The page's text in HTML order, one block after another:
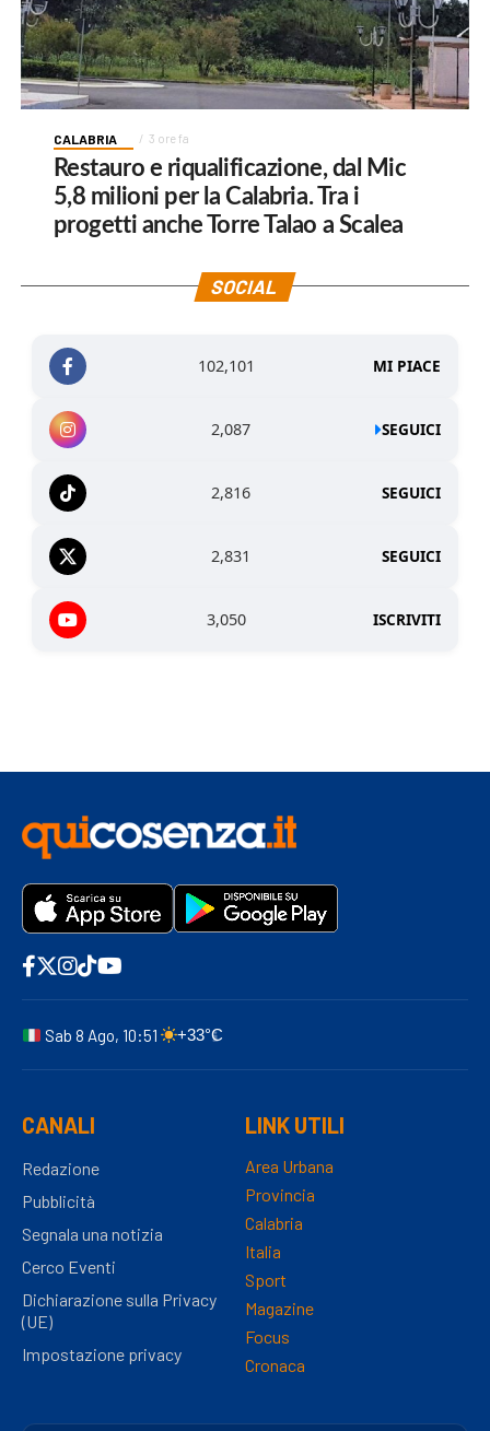
CALABRIA 3 ore fa
Restauro e riqualificazione, dal Mic
5,8 milioni per la Calabria. Tra i
progetti anche Torre Talao a Scalea
SOCIAL
102,101 MI PIACE
2,087 SEGUICI
2,816 SEGUICI
2,831 SEGUICI
3,050 ISCRIVITI
Sab 8 Ago, 10:51 +33°C
CANALI
Redazione
Pubblicità
Segnala una notizia
Cerco Eventi
Dichiarazione sulla Privacy
(UE)
Impostazione privacy
LINK UTILI
Area Urbana
Provincia
Calabria
Italia
Sport
Magazine
Focus
Cronaca